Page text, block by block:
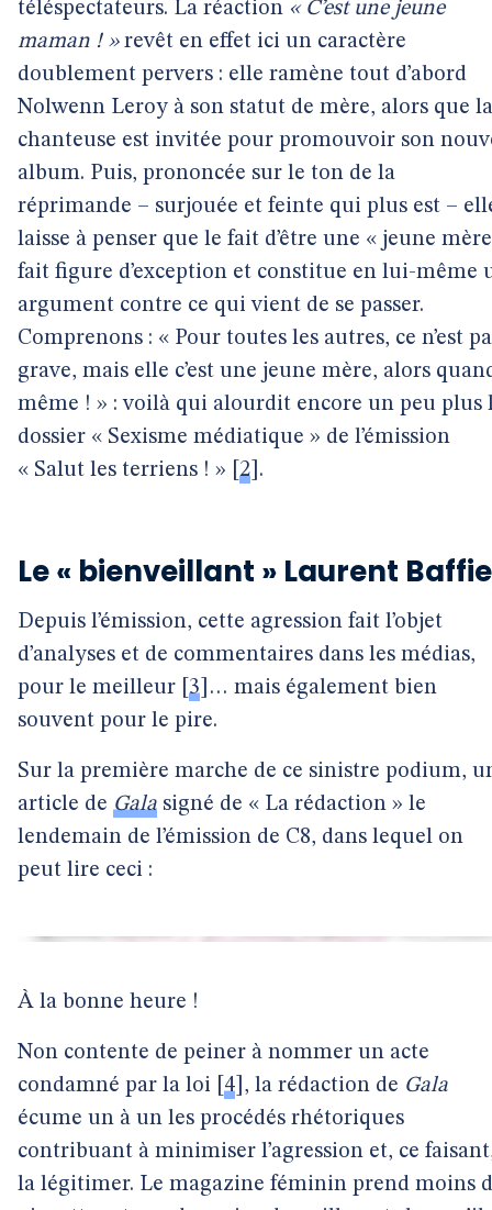
téléspectateurs. La réaction « C’est une jeune
maman ! »revêt en effet ici un caractère
doublement pervers : elle ramène tout d’abord
Nolwenn Leroy à son statut de mère, alors que la
chanteuse est invitée pour promouvoir son
album. Puis, prononcée sur le ton de la
réprimande – surjouée et feinte qui plus est –
laisse à penser que le fait d’être une « jeune
fait figure d’exception et constitue en lui-même
argument contre ce qui vient de se passer.
Comprenons : « Pour toutes les autres, ce n’est
grave, mais elle c’est une jeune mère, alors
même ! » : voilà qui alourdit encore un peu plus
dossier « Sexisme médiatique » de l’émission
« Salut les terriens ! »
2 .
Le « bienveillant » Laurent Baffie
Depuis l’émission, cette agression fait l’objet
d’analyses et de commentaires dans les médias,
pour le meilleur 3 … mais également bien
souvent pour le pire.
Sur la première marche de ce sinistre podium,
article de Gala signé de « La rédaction » le
lendemain de l’émission de C8, dans lequel on
peut lire ceci :
À la bonne heure !
Non contente de peiner à nommer un acte
condamné par la loi
4 , la rédaction de Gala
écume un à un les procédés rhétoriques
contribuant à minimiser l’agression et, ce
la légitimer. Le magazine féminin prend moins